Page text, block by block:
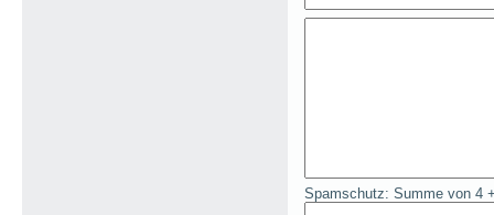
Spamschutz: Summe von 4